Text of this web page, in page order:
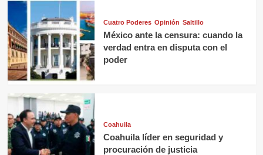
Cuatro Poderes Opinión Saltillo
México ante la censura: cuando la
verdad entra en disputa con el
poder
Coahuila
Coahuila líder en seguridad y
procuración de justicia